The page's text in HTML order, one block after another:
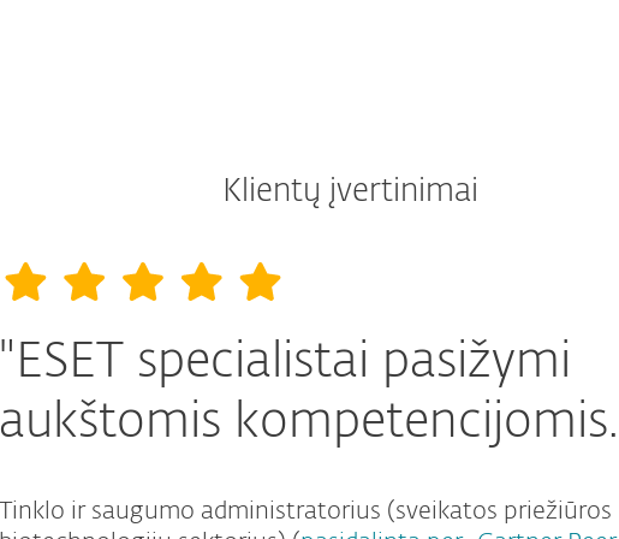
Klientų įvertinimai
"ESET specialistai pasižymi
aukštomis
Tinklo ir saugumo administratorius (sveikatos priežiūros